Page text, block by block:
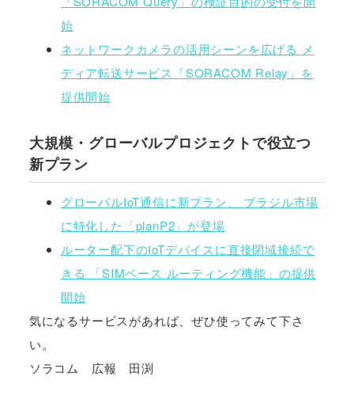
始
ネットワークカメラの活用シーンを広げる メ
ディア転送サービス「SORACOM Relay」を
提供開始
大規模・グローバルプロジェクトで役立つ
新プラン
グローバルIoT通信に新プラン、 ブラジル市場
に特化した「planP2」が登場
ルーター配下のIoTデバイスに直接閉域接続で
きる 「SIMベース ルーティング機能」の提供
開始
気になるサービスがあれば、ぜひ使ってみて下さ
い。
ソラコム 広報 田渕